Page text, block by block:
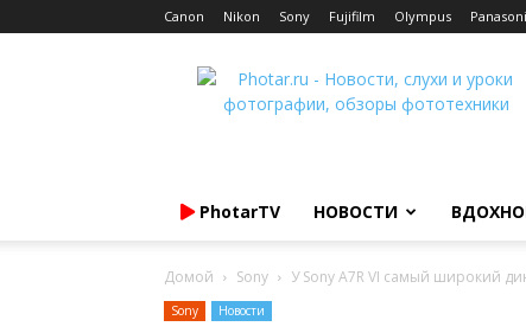
Canon Nikon Sony Fujifilm Olympus
Photar.ru
PhotarTV НОВОСТИ
Домой Sony У Sony A7R VI самый широкий
Sony Новости